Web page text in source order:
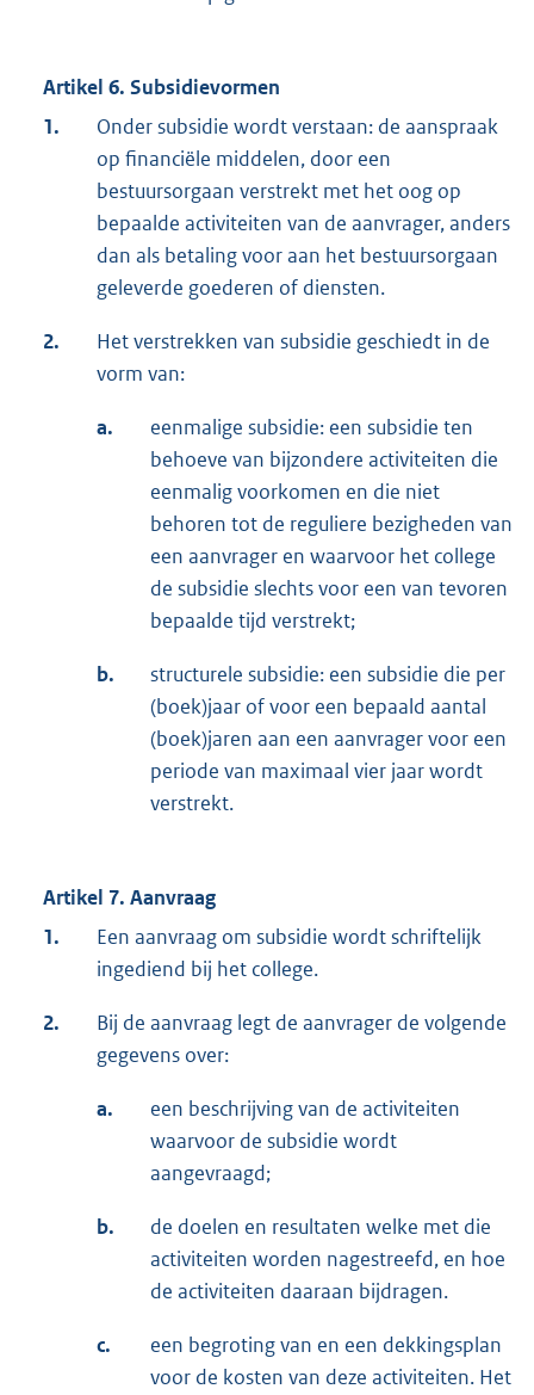
Artikel 6. Subsidievormen
1.
Onder subsidie wordt verstaan: de aanspraak
op financiële middelen, door een
bestuursorgaan verstrekt met het oog op
bepaalde activiteiten van de aanvrager, anders
dan als betaling voor aan het bestuursorgaan
geleverde goederen of diensten.
2.
Het verstrekken van subsidie geschiedt in de
vorm van:
a.
eenmalige subsidie: een subsidie ten
behoeve van bijzondere activiteiten die
eenmalig voorkomen en die niet
behoren tot de reguliere bezigheden van
een aanvrager en waarvoor het college
de subsidie slechts voor een van tevoren
bepaalde tijd verstrekt;
b.
structurele subsidie: een subsidie die per
(boek)jaar of voor een bepaald aantal
(boek)jaren aan een aanvrager voor een
periode van maximaal vier jaar wordt
verstrekt.
Artikel 7. Aanvraag
1.
Een aanvraag om subsidie wordt schriftelijk
ingediend bij het college.
2.
Bij de aanvraag legt de aanvrager de volgende
gegevens over:
a.
een beschrijving van de activiteiten
waarvoor de subsidie wordt
aangevraagd;
b.
de doelen en resultaten welke met die
activiteiten worden nagestreefd, en hoe
de activiteiten daaraan bijdragen.
c.
een begroting van en een dekkingsplan
voor de kosten van deze activiteiten. Het